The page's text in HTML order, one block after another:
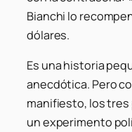
Bianchi lo
dólares.
Es una historia
anecdótica. Pero
manifiesto, los tres
un experimento